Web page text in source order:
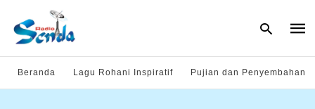
Beranda Lagu Rohani Inspiratif Pujian dan Penyembahan